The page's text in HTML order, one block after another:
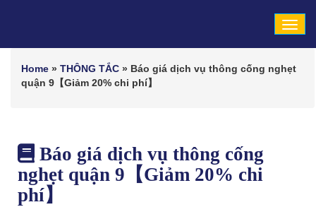
Home » THÔNG TẮC » Báo giá dịch vụ thông cống nghẹt
quận 9【Giảm 20% chi phí】
Báo giá dịch vụ thông cống
nghẹt quận 9【Giảm 20% chi
phí】